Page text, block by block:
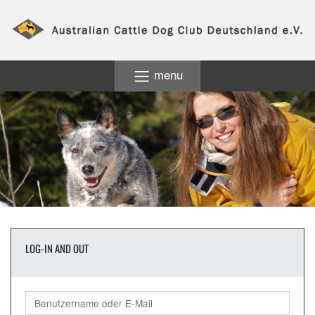
menu
LOG-IN AND OUT